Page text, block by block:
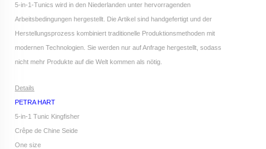
5-in-1-Tunics wird in den Niederlanden unter hervorragenden
Arbeitsbedingungen hergestellt. Die Artikel sind handgefertigt und der
Herstellungsprozess kombiniert traditionelle Produktionsmethoden mit
modernen Technologien. Sie werden nur auf Anfrage hergestellt, sodass
nicht mehr Produkte auf die Welt kommen als nötig.
Details
PETRA HART
5-in-1 Tunic Kingfisher
Crêpe de Chine Seide
One size